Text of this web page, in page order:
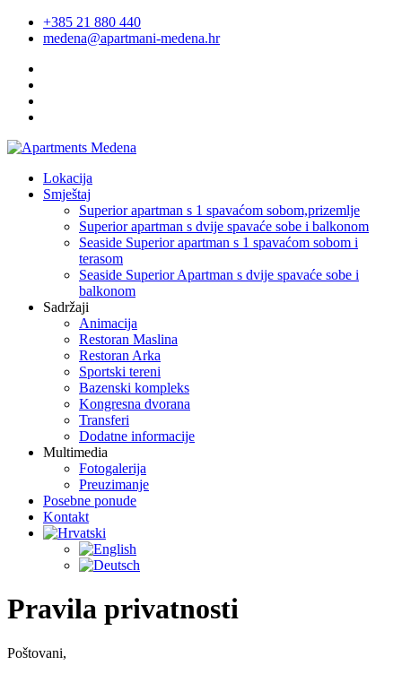
+385 21 880 440
medena@apartmani-medena.hr
Lokacija
Smještaj
Superior apartman s 1 spavaćom sobom,prizemlje
Superior apartman s dvije spavaće sobe i balkonom
Seaside Superior apartman s 1 spavaćom sobom i
terasom
Seaside Superior Apartman s dvije spavaće sobe i
balkonom
Sadržaji
Animacija
Restoran Maslina
Restoran Arka
Sportski tereni
Bazenski kompleks
Kongresna dvorana
Transferi
Dodatne informacije
Multimedia
Fotogalerija
Preuzimanje
Posebne ponude
Kontakt
Pravila privatnosti
Poštovani,